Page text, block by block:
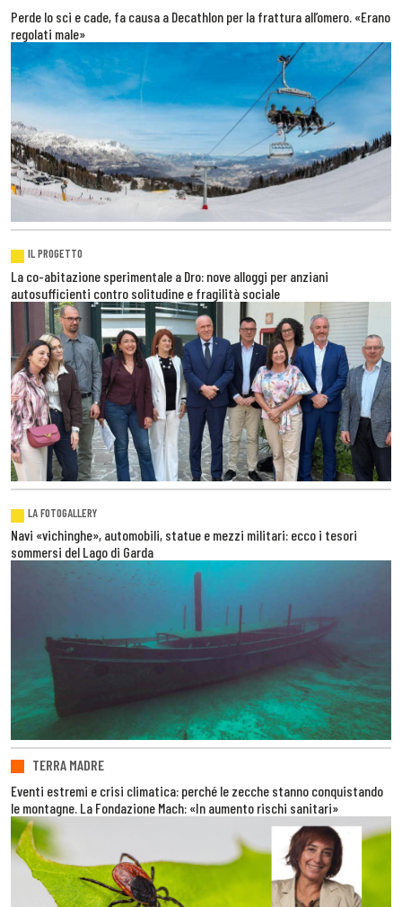
Perde lo sci e cade, fa causa a Decathlon per la frattura all’omero. «Erano
regolati male»
IL PROGETTO
La co-abitazione sperimentale a Dro: nove alloggi per anziani
autosufficienti contro solitudine e fragilità sociale
LA FOTOGALLERY
Navi «vichinghe», automobili, statue e mezzi militari: ecco i tesori
sommersi del Lago di Garda
TERRA MADRE
Eventi estremi e crisi climatica: perché le zecche stanno conquistando
le montagne. La Fondazione Mach: «In aumento rischi sanitari»